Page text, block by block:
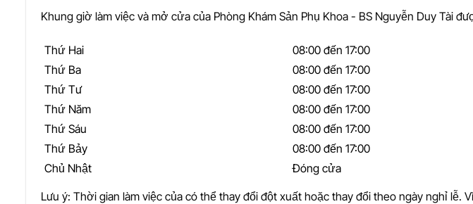
Khung giờ làm việc và mở cửa của Phòng Khám Sản Phụ Khoa - BS Nguyễn Duy Tài
Thứ Hai
08:00 đến 17:00
Thứ Ba
08:00 đến 17:00
Thứ Tư
08:00 đến 17:00
Thứ Năm
08:00 đến 17:00
Thứ Sáu
08:00 đến 17:00
Thứ Bảy
08:00 đến 17:00
Chủ Nhật
Đóng cửa
Lưu ý: Thời gian làm việc của có thể thay đổi đột xuất hoặc thay đổi theo ngày nghỉ lễ.